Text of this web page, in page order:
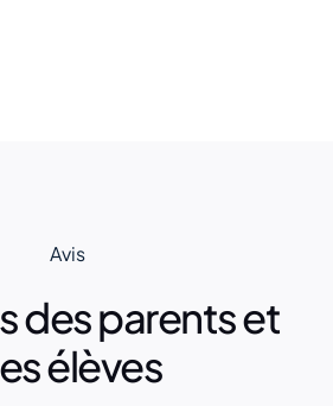
Avis
des parents et
élèves